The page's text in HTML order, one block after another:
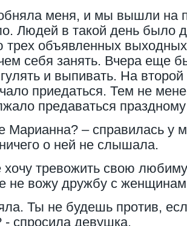
меня, и мы вышли на
Людей в такой день было
трех объявленных
себя занять. Вчера еще
и выпивать. На
приедаться. Тем не
предаваться
Марианна? – справилась у
о ней не слышала.
тревожить свою
не вожу дружбу с
Ты не будешь против,
- спросила девушка.